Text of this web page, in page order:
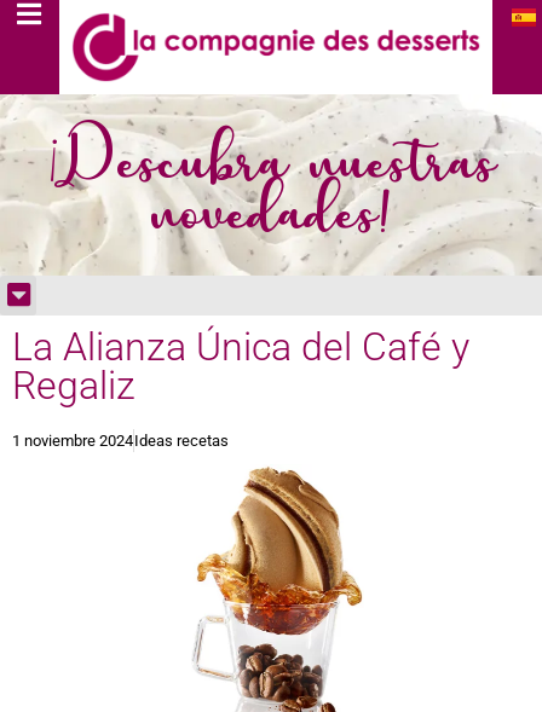
¡Descubra nuestras
novedades!
La Alianza Única del Café y
Regaliz
1 noviembre 2024Ideas recetas